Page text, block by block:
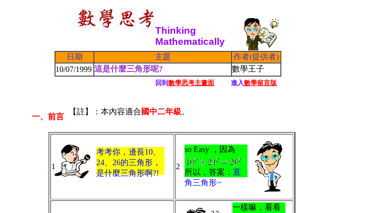
進入數學留言版
Thinking
Mathematically
日期 主題
作者(提供者)
10/07/1999 這是什麼三角形呢? 數學王子
一、前言
回到 數學思考主畫面
【註】：本內容適合 國中二年級。
so Easy ，因為
所以，答案： 直
角三角形~
1 2
考考你，邊長10、
24、26的三角形，
是什麼三角形啊?!
一樣嘛，看看